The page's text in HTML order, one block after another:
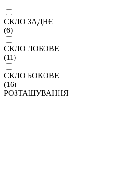
СКЛО ЗАДНЄ
(6)
СКЛО ЛОБОВЕ
(11)
СКЛО БОКОВЕ
(16)
РОЗТАШУВАННЯ